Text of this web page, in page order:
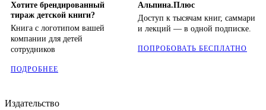
Хотите брендированный
тираж детской книги?
Книга с логотипом вашей
компании для детей
сотрудников
ПОДРОБНЕЕ
Альпина.Плюс
Доступ к тысячам книг, саммари
и лекций — в одной подписке.
ПОПРОБОВАТЬ БЕСПЛАТНО
Издательство